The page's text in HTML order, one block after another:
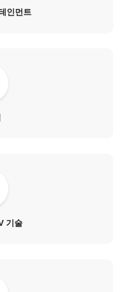
인먼트
기술